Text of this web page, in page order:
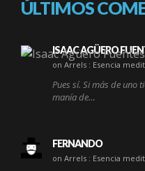
ÚLTIMOS
ISAAC AGÜERO
on Arrels : Esencia
Pues sí. Si más de uno
manía de…
FERNANDO
on Arrels : Esencia